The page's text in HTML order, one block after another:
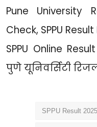
Pune University
Check, SPPU
SPPU Online
पुणे यूनिवर्सिटी
SPPU Result 2025